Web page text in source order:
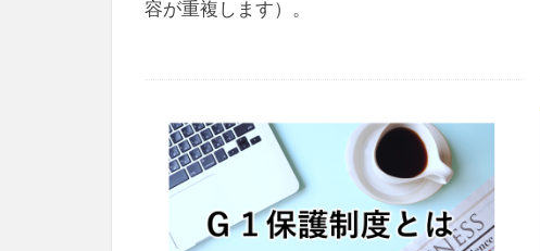
容が重複します）。